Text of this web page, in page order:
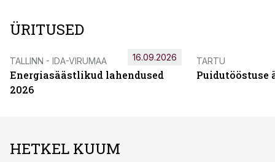
ÜRITUSED
TALLINN - IDA-VIRUMAA
Energiasäästlikud lahendused
2026
16.09.2026 TARTU
Puidutööstuse
HETKEL KUUM